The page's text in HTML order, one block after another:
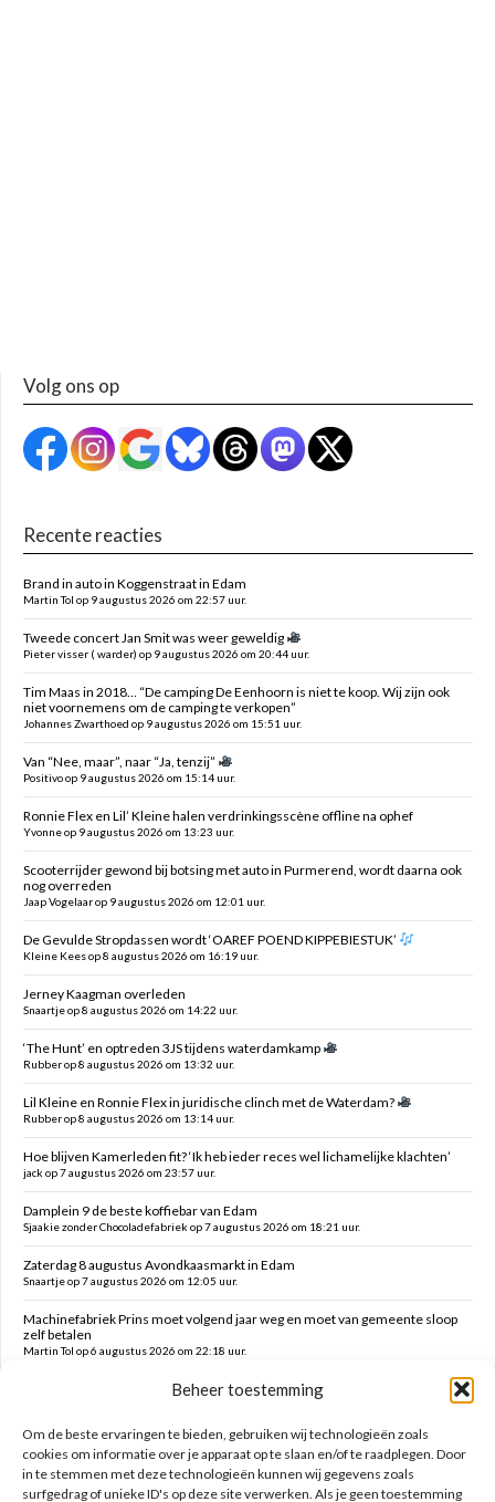
Beheer toestemming
Om de beste ervaringen te bieden, gebruiken wij technologieën zoals
cookies om informatie over je apparaat op te slaan en/of te raadplegen. Door
in te stemmen met deze technologieën kunnen wij gegevens zoals
surfgedrag of unieke ID's op deze site verwerken. Als je geen toestemming
Volg ons op
Recente reacties
Brand in auto in Koggenstraat in Edam
Martin Tol op 9 augustus 2026 om 22:57 uur.
Tweede concert Jan Smit was weer geweldig
Pieter visser ( warder) op 9 augustus 2026 om 20:44 uur.
Tim Maas in 2018… “De camping De Eenhoorn is niet te koop. Wij zijn ook
niet voornemens om de camping te verkopen”
Johannes Zwarthoed op 9 augustus 2026 om 15:51 uur.
Van “Nee, maar”, naar “Ja, tenzij”
Positivo op 9 augustus 2026 om 15:14 uur.
Ronnie Flex en Lil’ Kleine halen verdrinkingsscène offline na ophef
Yvonne op 9 augustus 2026 om 13:23 uur.
Scooterrijder gewond bij botsing met auto in Purmerend, wordt daarna ook
nog overreden
Jaap Vogelaar op 9 augustus 2026 om 12:01 uur.
De Gevulde Stropdassen wordt ‘OAREF POEND KIPPEBIESTUK’
Kleine Kees op 8 augustus 2026 om 16:19 uur.
Jerney Kaagman overleden
Snaartje op 8 augustus 2026 om 14:22 uur.
‘The Hunt’ en optreden 3JS tijdens waterdamkamp
Rubber op 8 augustus 2026 om 13:32 uur.
Lil Kleine en Ronnie Flex in juridische clinch met de Waterdam?
Rubber op 8 augustus 2026 om 13:14 uur.
Hoe blijven Kamerleden fit? ‘Ik heb ieder reces wel lichamelijke klachten’
jack op 7 augustus 2026 om 23:57 uur.
Damplein 9 de beste koffiebar van Edam
Sjaakie zonder Chocoladefabriek op 7 augustus 2026 om 18:21 uur.
Zaterdag 8 augustus Avondkaasmarkt in Edam
Snaartje op 7 augustus 2026 om 12:05 uur.
Machinefabriek Prins moet volgend jaar weg en moet van gemeente sloop
zelf betalen
Martin Tol op 6 augustus 2026 om 22:18 uur.
Het Wapen van Middelie te koop: Transformeren naar wonen of horeca
Zoeken op deze site